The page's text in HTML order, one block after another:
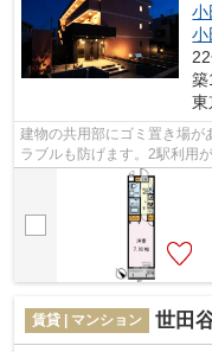
小
小
築
東
建物の共用部にゴミ置き場が
ラブルも防げます。2駅利用
す。通風良好で常に新鮮な空
賃貸 | マンション 世田